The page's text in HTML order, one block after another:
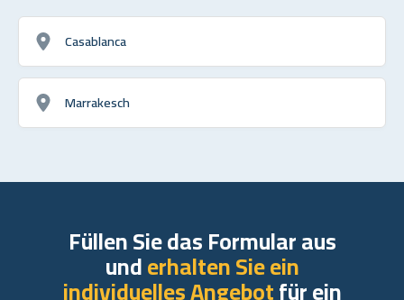
Casablanca
Marrakesch
Füllen Sie das Formular aus
underhalten Sie ein
individuelles Angebotfür ein